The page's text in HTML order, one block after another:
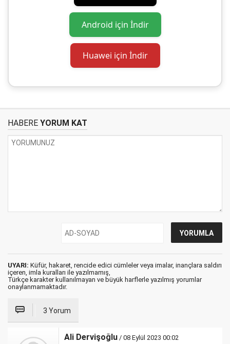
Android için İndir
Huawei için İndir
HABERE YORUM KAT
UYARI: Küfür, hakaret, rencide edici cümleler veya imalar, inançlara saldırı
içeren, imla kuralları ile yazılmamış,
Türkçe karakter kullanılmayan ve büyük harflerle yazılmış yorumlar
onaylanmamaktadır.
3 Yorum
Ali Dervişoğlu / 08 Eylül 2023 00:02